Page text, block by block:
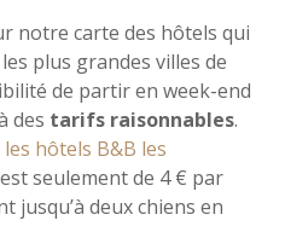
notre carte des hôtels qui
plus grandes villes de
de partir en week-end
des tarifs raisonnables.
les hôtels B&B les
seulement de 4 € par
jusqu’à deux chiens en